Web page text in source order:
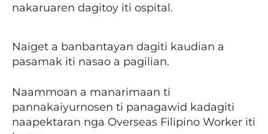
nakaruaren dagitoy iti ospital.
Naiget a banbantayan dagiti kaudian a
pasamak iti nasao a pagilian.
Naammoan a manarimaan ti
pannakaiyurnosen ti panagawid kadagiti
naapektaran nga Overseas Filipino Worker iti